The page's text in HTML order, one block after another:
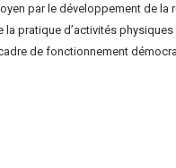
par le développement de la
la pratique d’activités
de fonctionnement